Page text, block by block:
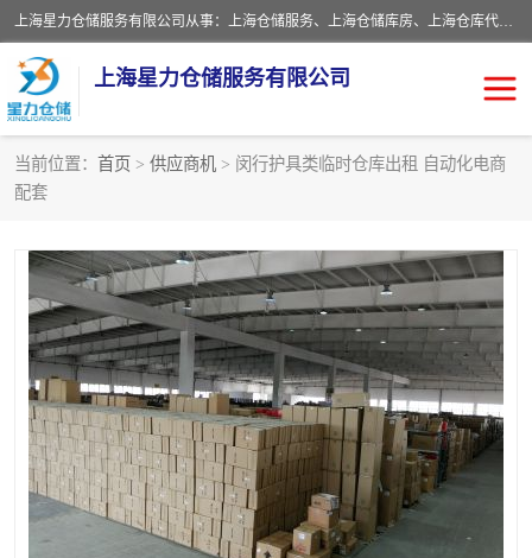
上海星力仓储服务有限公司从事：上海仓储服务、上海仓储库房、上海仓库代运营、上海仓库对外出租、上海仓库外包、上海三方仓储、上海电商仓储代发、上海电商代发货仓库、上海托管仓库、上海仓储配送。上海星力仓储服务有限公司现在拥有100个分仓、10万余平方的标准库房，精炼员工几百名，与几千家客户合作，公司已跻身上海仓储行业前列。欢迎来电咨询！
上海星力仓储服务有限公司
当前位置： 首页 > 供应商机 > 闵行护具类临时仓库出租 自动化电商
配套
上海仓库对外出租
上海仓储配送 上海仓库外包
上海仓库代运营 上海托管仓库
上海第三方仓储 上海仓储服务
仓储 上海电商代发货仓库
上海托管仓库